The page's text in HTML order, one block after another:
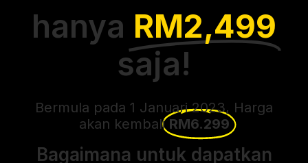
hanya RM2,499
saja!
Bermula pada 1 Januari 2023, Harga
akan kembaliRM6.299
Bagaimana untuk dapatkan